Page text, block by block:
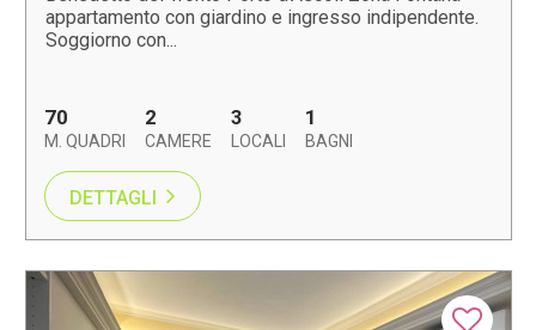
appartamento con giardino e ingresso indipendente.
Soggiorno con...
70
M. QUADRI
2
CAMERE
3
LOCALI
1
BAGNI
DETTAGLI